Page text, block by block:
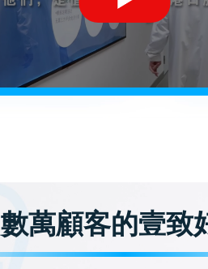
數萬顧客的壹致